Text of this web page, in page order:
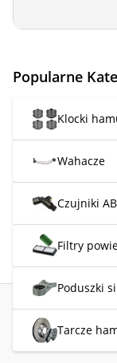
Popularne
Klocki
Wahacze
Czujniki
Filtry
Poduszki
Tarcze